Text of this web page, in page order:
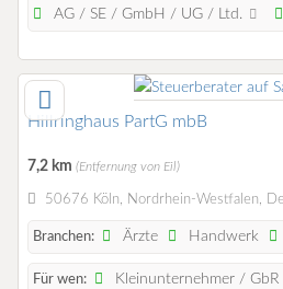
AG / SE / GmbH / UG / Ltd.
Hillringhaus PartG mbB
7,2 km (Entfernung von Eil)
50676 Köln, Nordrhein-Westfalen,
Branchen: Ärzte Handwerk
Für wen:
Kleinunternehmer /